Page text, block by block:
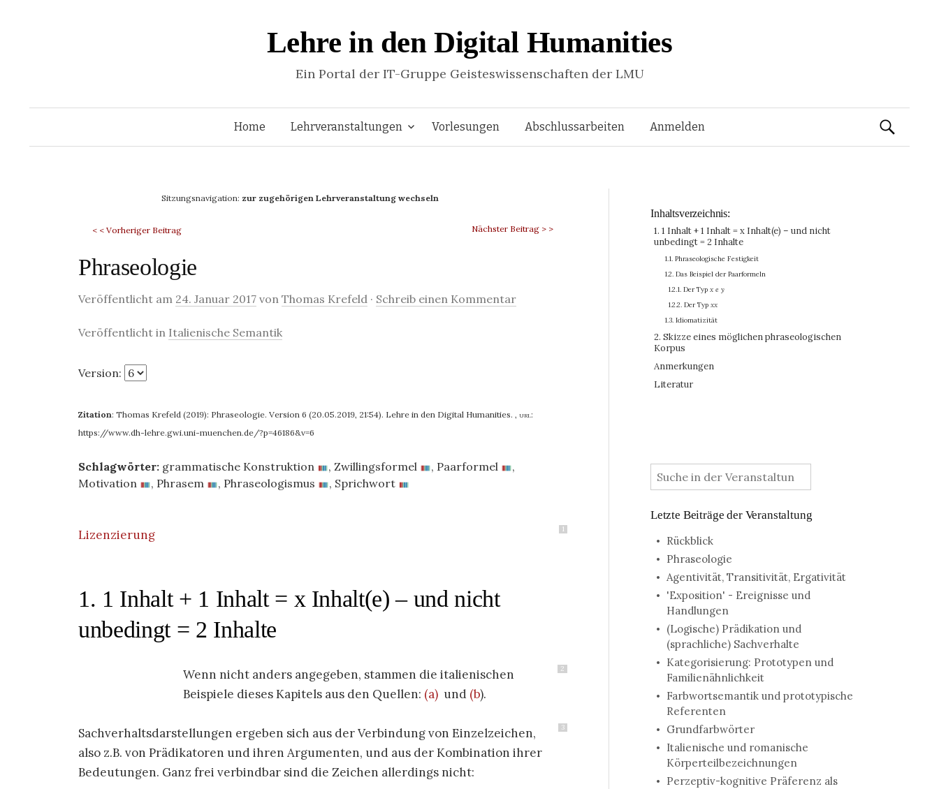
Lehre in den Digital Humanities
Ein Portal der IT-Gruppe Geisteswissenschaften der LMU
Springe
Home Lehrveranstaltungen Vorlesungen Abschlussarbeiten Anmelden Suchen
Sitzungsnavigation: zur zugehörigen Lehrveranstaltung wechseln
< < Vorheriger Beitrag Nächster Beitrag > >
Phraseologie
Veröffentlicht am 24. Januar 2017 von Thomas Krefeld · Schreib einen Kommentar
Veröffentlicht in Italienische Semantik
Version:
Zitation: Thomas Krefeld (2019): Phraseologie. Version 6 (20.05.2019, 21:54). Lehre in den Digital Humanities. , url:
https://www.dh-lehre.gwi.uni-muenchen.de/?p=46186&v=6
Schlagwörter: grammatische Konstruktion , Zwillingsformel , Paarformel
,
Motivation
, Phrasem , Phraseologismus , Sprichwort
1
Lizenzierung
1. 1 Inhalt + 1 Inhalt = x Inhalt(e) – und nicht
unbedingt = 2 Inhalte
2
Wenn nicht anders angegeben, stammen die italienischen
Beispiele dieses Kapitels aus den Quellen: (a) und (b).
3
Sachverhaltsdarstellungen ergeben sich aus der Verbindung von Einzelzeichen,
also z.B. von Prädikatoren und ihren Argumenten, und aus der Kombination ihrer
Bedeutungen. Ganz frei verbindbar sind die Zeichen allerdings nicht:
Inhaltsverzeichnis:
1. 1 Inhalt + 1 Inhalt = x Inhalt(e) – und nicht
unbedingt = 2 Inhalte
1.1. Phraseologische Festigkeit
1.2. Das Beispiel der Paarformeln
1.2.1. Der Typ x e y
1.2.2. Der Typ xx
1.3. Idiomatizität
2. Skizze eines möglichen phraseologischen
Korpus
Anmerkungen
Literatur
:
Letzte Beiträge der Veranstaltung
Rückblick
Phraseologie
Agentivität, Transitivität, Ergativität
'Exposition' - Ereignisse und
Handlungen
(Logische) Prädikation und
(sprachliche) Sachverhalte
Kategorisierung: Prototypen und
Familienähnlichkeit
Farbwortsemantik und prototypische
Referenten
Grundfarbwörter
Italienische und romanische
Körperteilbezeichnungen
Perzeptiv-kognitive Präferenz als